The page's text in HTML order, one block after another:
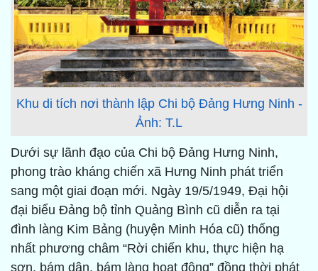
Khu di tích nơi thành lập Chi bộ Đảng Hưng Ninh -
Ảnh: T.L
Dưới sự lãnh đạo của Chi bộ Đảng Hưng Ninh,
phong trào kháng chiến xã Hưng Ninh phát triển
sang một giai đoạn mới. Ngày 19/5/1949, Đại hội
đại biểu Đảng bộ tỉnh Quảng Bình cũ diễn ra tại
đình làng Kim Bảng (huyện Minh Hóa cũ) thống
nhất phương châm “Rời chiến khu, thực hiện hạ
sơn, bám dân, bám làng hoạt động” đồng thời phát